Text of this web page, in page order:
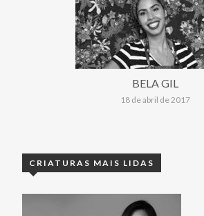
BELA GIL
18 de abril de 2017
CRIATURAS MAIS LIDAS